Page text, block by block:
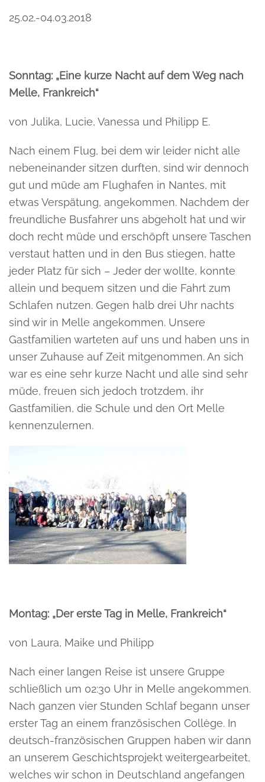
25.02.-04.03.2018
Sonntag: „Eine kurze Nacht auf dem Weg nach
Melle, Frankreich“
von Julika, Lucie, Vanessa und Philipp E.
Nach einem Flug, bei dem wir leider nicht alle
nebeneinander sitzen durften, sind wir dennoch
gut und müde am Flughafen in Nantes, mit
etwas Verspätung, angekommen. Nachdem der
freundliche Busfahrer uns abgeholt hat und wir
doch recht müde und erschöpft unsere Taschen
verstaut hatten und in den Bus stiegen, hatte
jeder Platz für sich – Jeder der wollte, konnte
allein und bequem sitzen und die Fahrt zum
Schlafen nutzen. Gegen halb drei Uhr nachts
sind wir in Melle angekommen. Unsere
Gastfamilien warteten auf uns und haben uns in
unser Zuhause auf Zeit mitgenommen. An sich
war es eine sehr kurze Nacht und alle sind sehr
müde, freuen sich jedoch trotzdem, ihr
Gastfamilien, die Schule und den Ort Melle
kennenzulernen.
Montag: „Der erste Tag in Melle, Frankreich“
von Laura, Maike und Philipp
Nach einer langen Reise ist unsere Gruppe
schließlich um 02:30 Uhr in Melle angekommen.
Nach ganzen vier Stunden Schlaf begann unser
erster Tag an einem französischen Collège. In
deutsch-französischen Gruppen haben wir dann
an unserem Geschichtsprojekt weitergearbeitet,
welches wir schon in Deutschland angefangen